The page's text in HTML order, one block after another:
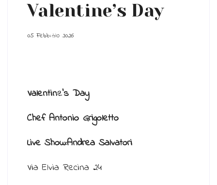
fab
fa-
instagram
Valentine’s Day
05 Febbraio 2026
Valentine’s Day
Chef Antonio Grigoletto
Live Show:Andrea Salvatori
Via Elvia Recina 24